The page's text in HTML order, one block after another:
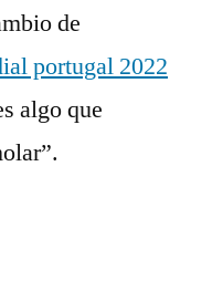
de
portugal 2022
algo que